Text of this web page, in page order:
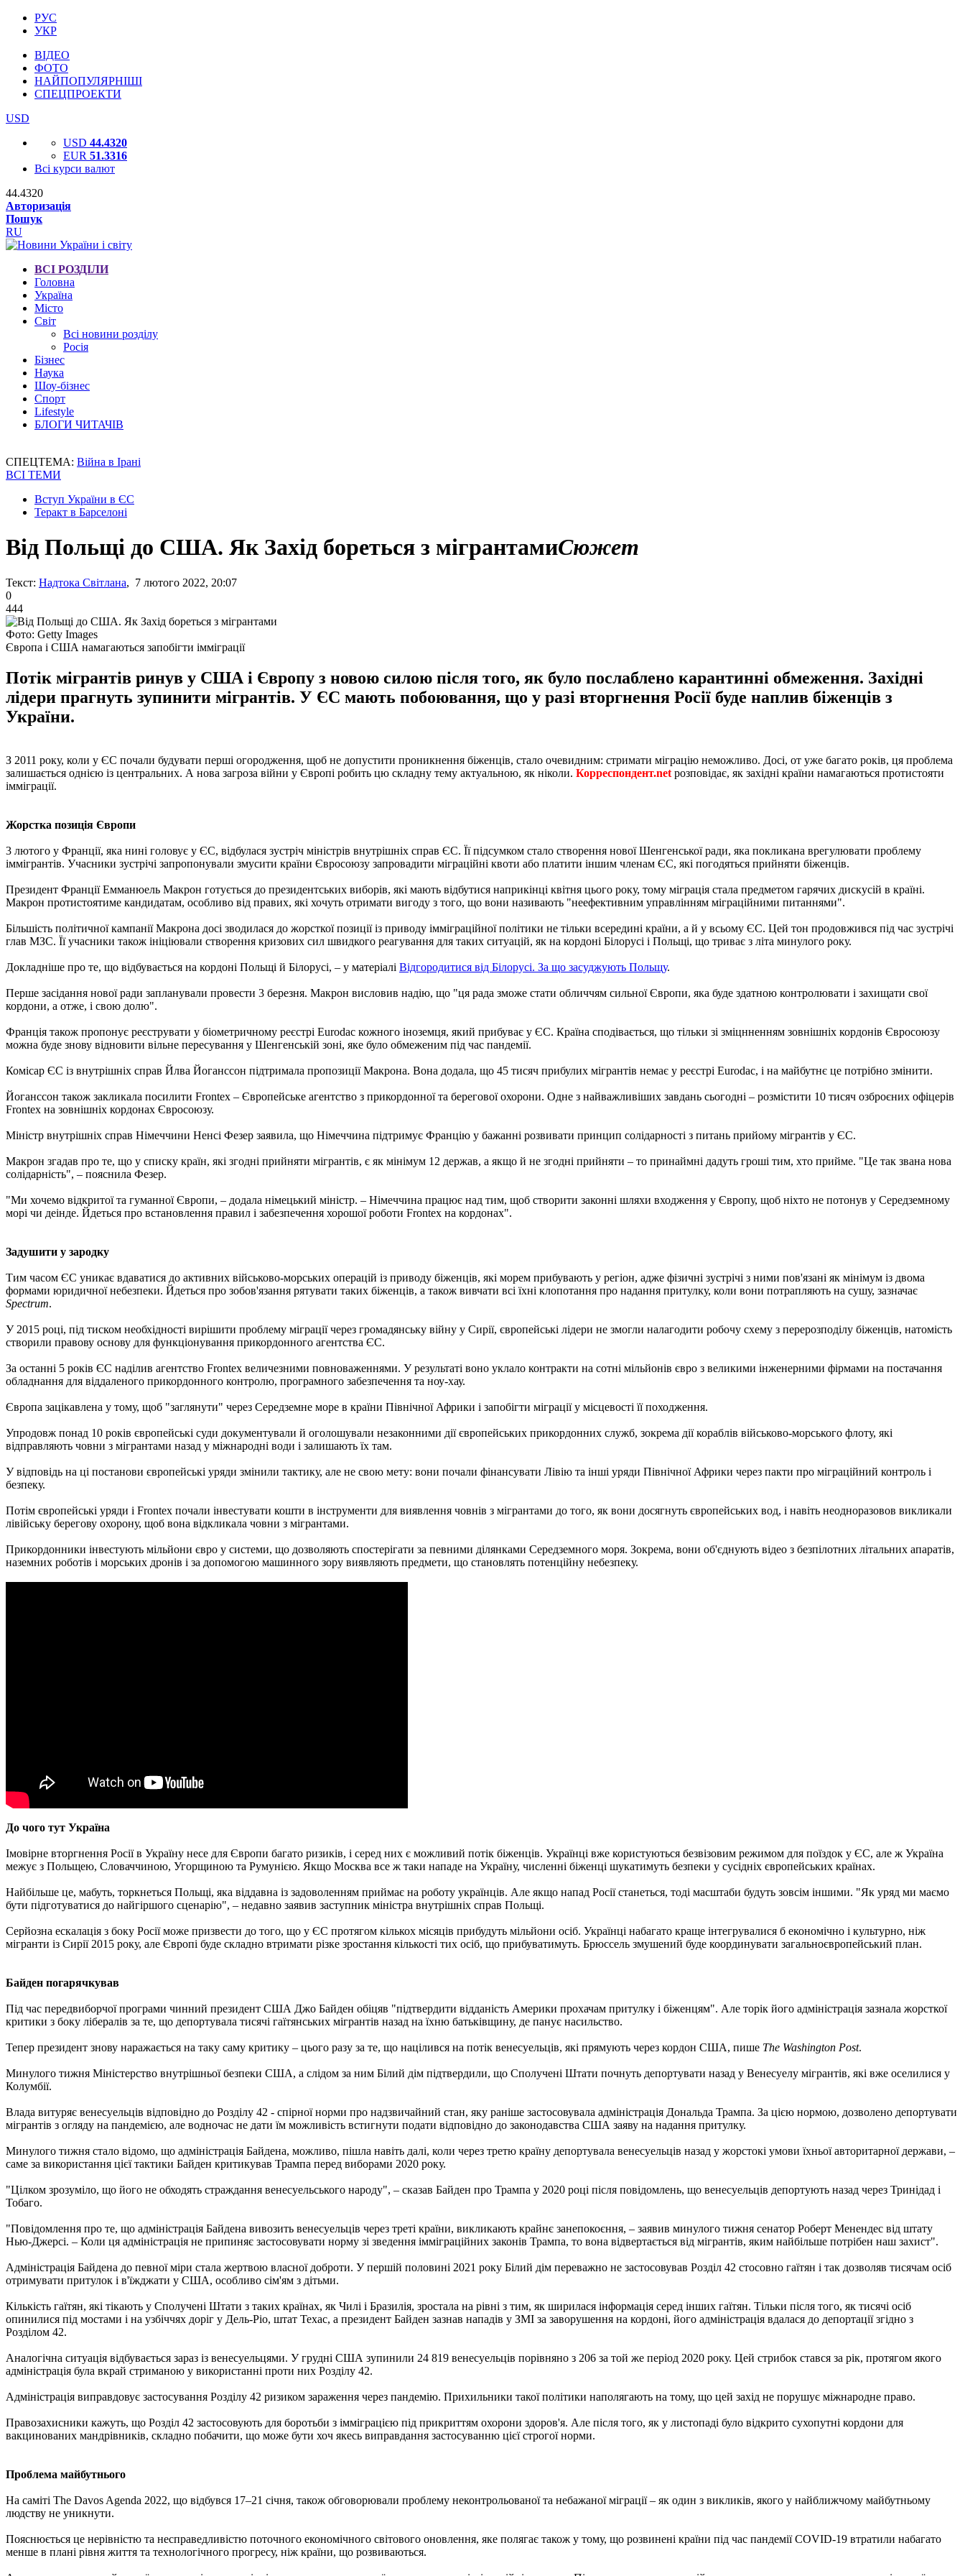
РУС
УКР
ВІДЕО
ФОТО
НАЙПОПУЛЯРНІШІ
СПЕЦПРОЕКТИ
USD
USD 44.4320
EUR 51.3316
Всі курси валют
44.4320
Авторизація
Пошук
RU
ВСІ РОЗДІЛИ
Головна
Україна
Місто
Світ
Всі новини розділу
Росія
Бізнес
Наука
Шоу-бізнес
Спорт
Lifestyle
БЛОГИ ЧИТАЧІВ
СПЕЦТЕМА: Війна в Ірані
ВСІ ТЕМИ
Вступ України в ЄС
Теракт в Барселоні
Від Польщі до США. Як Захід бореться з мігрантамиСюжет
Текст: Надтока Світлана, 7 лютого 2022, 20:07
0
444
Фото: Getty Images
Європа і США намагаються запобігти імміграції
Потік мігрантів ринув у США і Європу з новою силою після того, як було послаблено карантинні обмеження. Західні
лідери прагнуть зупинити мігрантів. У ЄС мають побоювання, що у разі вторгнення Росії буде наплив біженців з
України.
З 2011 року, коли у ЄС почали будувати перші огородження, щоб не допустити проникнення біженців, стало очевидним: стримати міграцію неможливо. Досі, от уже багато років, ця проблема
залишається однією із центральних. А нова загроза війни у Європі робить цю складну тему актуальною, як ніколи. Корреспондент.net розповідає, як західні країни намагаються протистояти
імміграції.
Жорстка позиція Європи
3 лютого у Франції, яка нині головує у ЄС, відбулася зустріч міністрів внутрішніх справ ЄС. Її підсумком стало створення нової Шенгенської ради, яка покликана врегулювати проблему
іммігрантів. Учасники зустрічі запропонували змусити країни Євросоюзу запровадити міграційні квоти або платити іншим членам ЄС, які погодяться прийняти біженців.
Президент Франції Емманюель Макрон готується до президентських виборів, які мають відбутися наприкінці квітня цього року, тому міграція стала предметом гарячих дискусій в країні.
Макрон протистоятиме кандидатам, особливо від правих, які хочуть отримати вигоду з того, що вони називають "неефективним управлінням міграційними питаннями".
Більшість політичної кампанії Макрона досі зводилася до жорсткої позиції із приводу імміграційної політики не тільки всередині країни, а й у всьому ЄС. Цей тон продовжився під час зустрічі
глав МЗС. Її учасники також ініціювали створення кризових сил швидкого реагування для таких ситуацій, як на кордоні Білорусі і Польщі, що триває з літа минулого року.
Докладніше про те, що відбувається на кордоні Польщі й Білорусі, – у матеріалі Відгородитися від Білорусі. За що засуджують Польщу.
Перше засідання нової ради запланували провести 3 березня. Макрон висловив надію, що "ця рада зможе стати обличчям сильної Європи, яка буде здатною контролювати і захищати свої
кордони, а отже, і свою долю".
Франція також пропонує реєструвати у біометричному реєстрі Eurodac кожного іноземця, який прибуває у ЄС. Країна сподівається, що тільки зі зміцнненням зовнішніх кордонів Євросоюзу
можна буде знову відновити вільне пересування у Шенгенській зоні, яке було обмеженим під час пандемії.
Комісар ЄС із внутрішніх справ Йлва Йоганссон підтримала пропозиції Макрона. Вона додала, що 45 тисяч прибулих мігрантів немає у реєстрі Eurodac, і на майбутнє це потрібно змінити.
Йоганссон також закликала посилити Frontex – Європейське агентство з прикордонної та берегової охорони. Одне з найважливіших завдань сьогодні – розмістити 10 тисяч озброєних офіцерів
Frontex на зовнішніх кордонах Євросоюзу.
Міністр внутрішніх справ Німеччини Ненсі Фезер заявила, що Німеччина підтримує Францію у бажанні розвивати принцип солідарності з питань прийому мігрантів у ЄС.
Макрон згадав про те, що у списку країн, які згодні прийняти мігрантів, є як мінімум 12 держав, а якщо й не згодні прийняти – то принаймні дадуть гроші тим, хто прийме. "Це так звана нова
солідарність", – пояснила Фезер.
"Ми хочемо відкритої та гуманної Європи, – додала німецький міністр. – Німеччина працює над тим, щоб створити законні шляхи входження у Європу, щоб ніхто не потонув у Середземному
морі чи деінде. Йдеться про встановлення правил і забезпечення хорошої роботи Frontex на кордонах".
Задушити у зародку
Тим часом ЄС уникає вдаватися до активних військово-морських операцій із приводу біженців, які морем прибувають у регіон, адже фізичні зустрічі з ними пов'язані як мінімум із двома
формами юридичної небезпеки. Йдеться про зобов'язання рятувати таких біженців, а також вивчати всі їхні клопотання про надання притулку, коли вони потрапляють на сушу, зазначає
Spectrum.
У 2015 році, під тиском необхідності вирішити проблему міграції через громадянську війну у Сирії, європейські лідери не змогли налагодити робочу схему з перерозподілу біженців, натомість
створили правову основу для функціонування прикордонного агентства ЄС.
За останні 5 років ЄС наділив агентство Frontex величезними повноваженнями. У результаті воно уклало контракти на сотні мільйонів євро з великими інженерними фірмами на постачання
обладнання для віддаленого прикордонного контролю, програмного забезпечення та ноу-хау.
Європа зацікавлена ​​у тому, щоб "заглянути" через Середземне море в країни Північної Африки і запобігти міграції у місцевості її походження.
Упродовж понад 10 років європейські суди документували й оголошували незаконними дії європейських прикордонних служб, зокрема дії кораблів військово-морського флоту, які
відправляють човни з мігрантами назад у міжнародні води і залишають їх там.
У відповідь на ці постанови європейські уряди змінили тактику, але не свою мету: вони почали фінансувати Лівію та інші уряди Північної Африки через пакти про міграційний контроль і
безпеку.
Потім європейські уряди і Frontex почали інвестувати кошти в інструменти для виявлення човнів з мігрантами до того, як вони досягнуть європейських вод, і навіть неодноразовов викликали
лівійську берегову охорону, щоб вона відкликала човни з мігрантами.
Прикордонники інвестують мільйони євро у системи, що дозволяють спостерігати за певними ділянками Середземного моря. Зокрема, вони об'єднують відео з безпілотних літальних апаратів,
наземних роботів і морських дронів і за допомогою машинного зору виявляють предмети, що становлять потенційну небезпеку.
До чого тут Україна
Імовірне вторгнення Росії в Україну несе для Європи багато ризиків, і серед них є можливий потік біженців. Українці вже користуються безвізовим режимом для поїздок у ЄС, але ж Україна
межує з Польщею, Словаччиною, Угорщиною та Румунією. Якщо Москва все ж таки нападе на Україну, численні біженці шукатимуть безпеки у сусідніх європейських країнах.
Найбільше це, мабуть, торкнеться Польщі, яка віддавна із задоволенням приймає на роботу українців. Але якщо напад Росії станеться, тоді масштаби будуть зовсім іншими. "Як уряд ми маємо
бути підготуватися до найгіршого сценарію", – недавно заявив заступник міністра внутрішніх справ Польщі.
Серйозна ескалація з боку Росії може призвести до того, що у ЄС протягом кількох місяців прибудуть мільйони осіб. Українці набагато краще інтегрувалися б економічно і культурно, ніж
мігранти із Сирії 2015 року, але Європі буде складно втримати різке зростання кількості тих осіб, що прибуватимуть. Брюссель змушений буде координувати загальноєвропейський план.
Байден погарячкував
Під час передвиборчої програми чинний президент США Джо Байден обіцяв "підтвердити відданість Америки прохачам притулку і біженцям". Але торік його адміністрація зазнала жорсткої
критики з боку лібералів за те, що депортувала тисячі гаїтянських мігрантів назад на їхню батьківщину, де панує насильство.
Тепер президент знову наражається на таку саму критику – цього разу за те, що націлився на потік венесуельців, які прямують через кордон США, пише The Washington Post.
Минулого тижня Міністерство внутрішньої безпеки США, а слідом за ним Білий дім підтвердили, що Сполучені Штати почнуть депортувати назад у Венесуелу мігрантів, які вже оселилися у
Колумбії.
Влада витуряє венесуельців відповідно до Розділу 42 - спірної норми про надзвичайний стан, яку раніше застосовувала адміністрація Дональда Трампа. За цією нормою, дозволено депортувати
мігрантів з огляду на пандемією, але водночас не дати їм можливість встигнути подати відповідно до законодавства США заяву на надання притулку.
Минулого тижня стало відомо, що адміністрація Байдена, можливо, пішла навіть далі, коли через третю країну депортувала венесуельців назад у жорстокі умови їхньої авторитарної держави, –
саме за використання цієї тактики Байден критикував Трампа перед виборами 2020 року.
"Цілком зрозуміло, що його не обходять страждання венесуельського народу", – сказав Байден про Трампа у 2020 році після повідомлень, що венесуельців депортують назад через Тринідад і
Тобаго.
"Повідомлення про те, що адміністрація Байдена вивозить венесуельців через треті країни, викликають крайнє занепокоєння, – заявив минулого тижня сенатор Роберт Менендес від штату
Нью-Джерсі. – Коли ця адміністрація не припиняє застосовувати норму зі зведення імміграційних законів Трампа, то вона відвертається від мігрантів, яким найбільше потрібен наш захист".
Адміністрація Байдена до певної міри стала жертвою власної доброти. У першій половині 2021 року Білий дім переважно не застосовував Розділ 42 стосовно гаїтян і так дозволяв тисячам осіб
отримувати притулок і в'їжджати у США, особливо сім'ям з дітьми.
Кількість гаїтян, які тікають у Сполучені Штати з таких країнах, як Чилі і Бразилія, зростала на рівні з тим, як ширилася інформація серед інших гаїтян. Тільки після того, як тисячі осіб
опинилися під мостами і на узбіччях доріг у Дель-Ріо, штат Техас, а президент Байден зазнав нападів у ЗМІ за заворушення на кордоні, його адміністрація вдалася до депортації згідно з
Розділом 42.
Аналогічна ситуація відбувається зараз із венесуельцями. У грудні США зупинили 24 819 венесуельців порівняно з 206 за той же період 2020 року. Цей стрибок стався за рік, протягом якого
адміністрація була вкрай стриманою у використанні проти них Розділу 42.
Адміністрація виправдовує застосування Розділу 42 ризиком зараження через пандемію. Прихильники такої політики наполягають на тому, що цей захід не порушує міжнародне право.
Правозахисники кажуть, що Розділ 42 застосовують для боротьби з імміграцією під прикриттям охорони здоров'я. Але після того, як у листопаді було відкрито сухопутні кордони для
вакцинованих мандрівників, складно побачити, що може бути хоч якесь виправдання застосуванню цієї строгої норми.
Проблема майбутнього
На саміті The Davos Agenda 2022, що відбувся 17–21 січня, також обговорювали проблему неконтрольованої та небажаної міграції – як один з викликів, якого у найближчому майбутньому
людству не уникнути.
Пояснюється це нерівністю та несправедливістю поточного економічного світового оновлення, яке полягає також у тому, що розвинені країни під час пандемії COVID-19 втратили набагато
менше в плані рівня життя та технологічного прогресу, ніж країни, що розвиваються.